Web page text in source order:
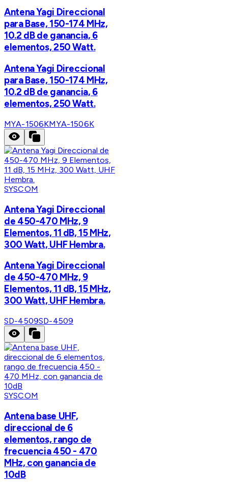
Antena Yagi Direccional
para Base, 150-174 MHz,
10.2 dB de ganancia, 6
elementos, 250 Watt.
Antena Yagi Direccional
para Base, 150-174 MHz,
10.2 dB de ganancia, 6
elementos, 250 Watt.
MYA-1506KMYA-1506K
SYSCOM
Antena Yagi Direccional
de 450-470 MHz, 9
Elementos, 11 dB, 15 MHz,
300 Watt, UHF Hembra.
Antena Yagi Direccional
de 450-470 MHz, 9
Elementos, 11 dB, 15 MHz,
300 Watt, UHF Hembra.
SD-4509SD-4509
SYSCOM
Antena base UHF,
direccional de 6
elementos, rango de
frecuencia 450 - 470
MHz, con ganancia de
10dB